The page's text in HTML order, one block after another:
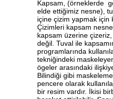
Kapsam, (örneklerde
elde ettiğimiz nesne),
içine çizim yapmak için
Çizimleri kapsam
kapsam üzerine
değil. Tuval ile
programlarında
tekniğindeki
ögeler arasındaki
Bilindiği gibi
pencere olarak
bir resim vardır. İkisi